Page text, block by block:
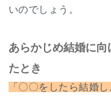
いのでしょう。
あらかじめ結婚に
たとき
「〇〇をしたら結婚